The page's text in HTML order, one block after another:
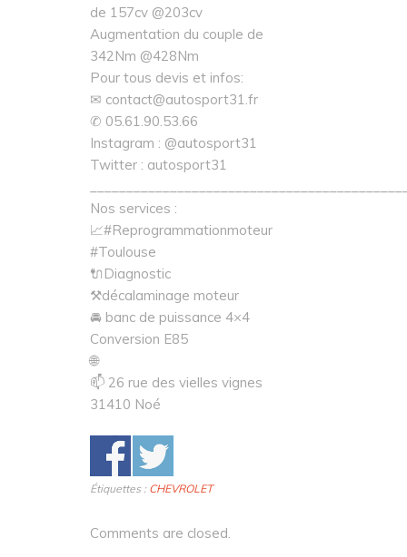
de 157cv @203cv
Augmentation du couple de
342Nm @428Nm
Pour tous devis et infos:
✉ contact@autosport31.fr
✆ 05.61.90.53.66
Instagram : @autosport31
Twitter : autosport31
Nos services :
📈#Reprogrammationmoteur
#Toulouse
🔌Diagnostic
⚒décalaminage moteur
🚘 banc de puissance 4×4
Conversion E85
🌐
📫 26 rue des vielles vignes
31410 Noé
Étiquettes : CHEVROLET
Comments are closed.